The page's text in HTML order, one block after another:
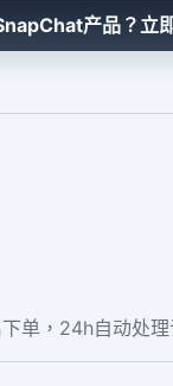
产品？立
单，24h自动处理